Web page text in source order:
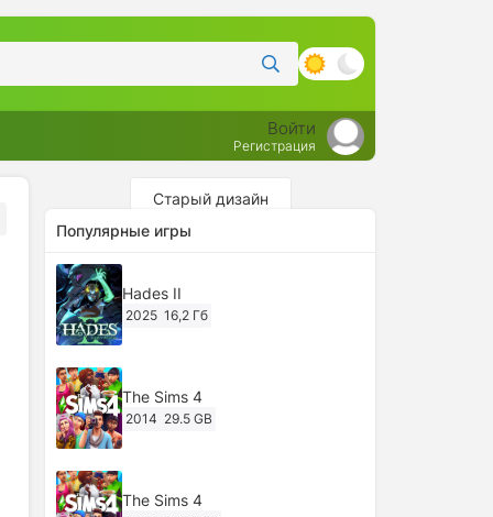
Войти
Регистрация
Старый дизайн
Популярные игры
Hades II
2025 16,2 Гб
The Sims 4
2014 29.5 GB
The Sims 4